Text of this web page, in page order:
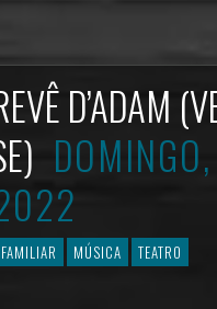
D’ADAM
MÚSICA TEATRO